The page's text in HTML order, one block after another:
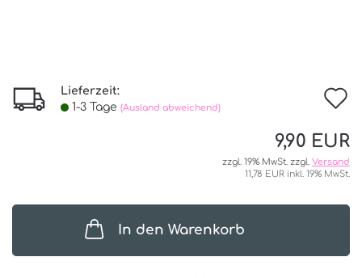
Lieferzeit:
1-3 Tage (Ausland abweichend)
9,90 EUR
zzgl. 19% MwSt. zzgl. Versand
11,78 EUR inkl. 19% MwSt.
In den Warenkorb